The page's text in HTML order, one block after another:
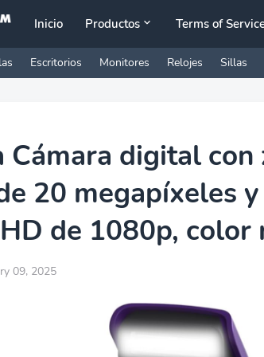
Inicio Productos Terms of
Escritorios Monitores Relojes Sillas
Cámara digital con
20 megapíxeles
de 1080p, color
09, 2025